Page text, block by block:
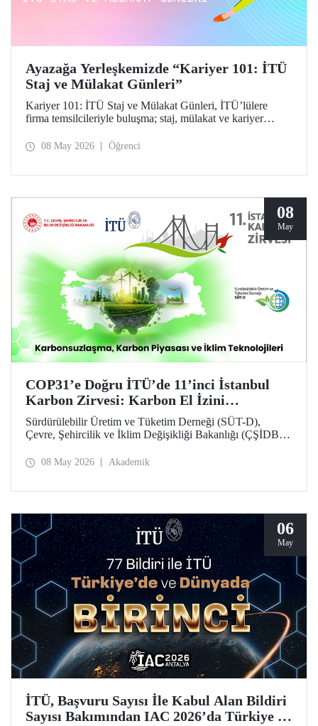
Ayazağa Yerleşkemizde “Kariyer 101: İTÜ
Staj ve Mülakat Günleri”
Kariyer 101: İTÜ Staj ve Mülakat Günleri, İTÜ’lülere
firma temsilcileriyle buluşma; staj, mülakat ve kariyer
08 May 2026 Öğrenci
08
May
COP31’e Doğru İTÜ’de 11’inci İstanbul
Karbon Zirvesi: Karbon El İzini
Yükseltenler Öne Çıktı
Sürdürülebilir Üretim ve Tüketim Derneği (SÜT-D),
Çevre, Şehircilik ve İklim Değişikliği Bakanlığı (ÇŞİDB)
11’inci İstanbul Karbon Zirvesi “karbon nötr” olarak
08 May 2026 Akademik
06
May
İTÜ, Başvuru Sayısı İle Kabul Alan Bildiri
Sayısı Bakımından IAC 2026’da Türkiye ve